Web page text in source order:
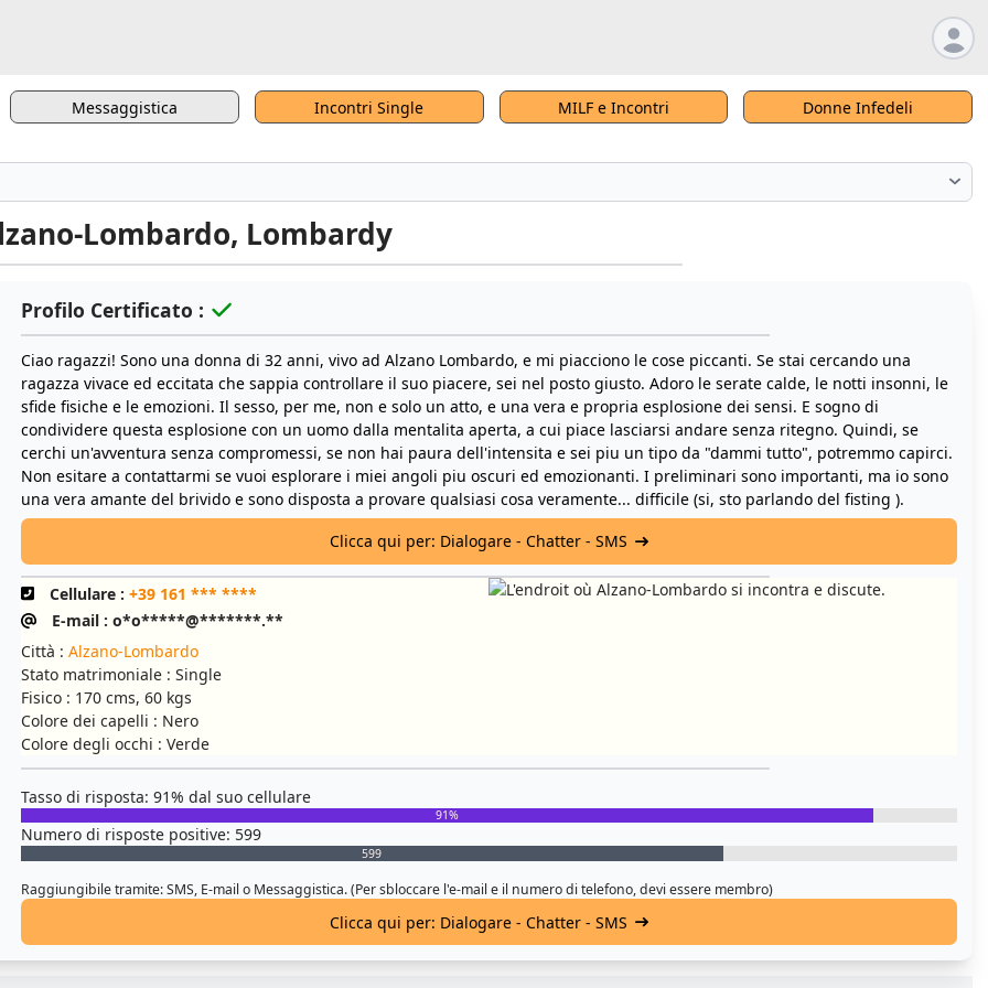
Messaggistica Incontri Single MILF e Incontri Donne Infedeli
Lombardo, Lombardy
Profilo Certificato :
Ciao ragazzi! Sono una donna di 32 anni, vivo ad Alzano Lombardo, e mi piacciono le cose piccanti. Se stai cercando una
ragazza vivace ed eccitata che sappia controllare il suo piacere, sei nel posto giusto. Adoro le serate calde, le notti insonni, le
sfide fisiche e le emozioni. Il sesso, per me, non e solo un atto, e una vera e propria esplosione dei sensi. E sogno di
condividere questa esplosione con un uomo dalla mentalita aperta, a cui piace lasciarsi andare senza ritegno. Quindi, se
cerchi un'avventura senza compromessi, se non hai paura dell'intensita e sei piu un tipo da "dammi tutto", potremmo capirci.
Non esitare a contattarmi se vuoi esplorare i miei angoli piu oscuri ed emozionanti. I preliminari sono importanti, ma io sono
una vera amante del brivido e sono disposta a provare qualsiasi cosa veramente... difficile (si, sto parlando del fisting ).
Clicca qui per: Dialogare - Chatter - SMS
Cellulare : +39 161 *** ****
E-mail : o*o*****@*******.**
Città : Alzano-Lombardo
Stato matrimoniale : Single
Fisico : 170 cms, 60 kgs
Colore dei capelli : Nero
Colore degli occhi : Verde
Tasso di risposta: 91% dal suo cellulare
91%
Numero di risposte positive: 599
599
Raggiungibile tramite: SMS, E-mail o Messaggistica. (Per sbloccare l'e-mail e il numero di telefono, devi essere membro)
Clicca qui per: Dialogare - Chatter - SMS